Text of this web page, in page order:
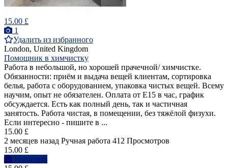
15.00 £
1
Удалить из избранного
London, United Kingdom
Помощник в химчистку
Работа в небольшой, но хорошей прачечной/ химчистке.
Обязанности: приём и выдача вещей клиентам, сортировка
белья, работа с оборудованием, упаковка чистых вещей. Всему
научим, опыт не обязателен. Оплата от Е15 в час, график
обсуждается. Есть как полный день, так и частичная
занятость. Работа чистая, в помещении, без тяжёлой физухи.
Если интересно - пишите в ...
15.00 £
2 месяцев назад Ручная работа 412 Просмотров
15.00 £
Написать